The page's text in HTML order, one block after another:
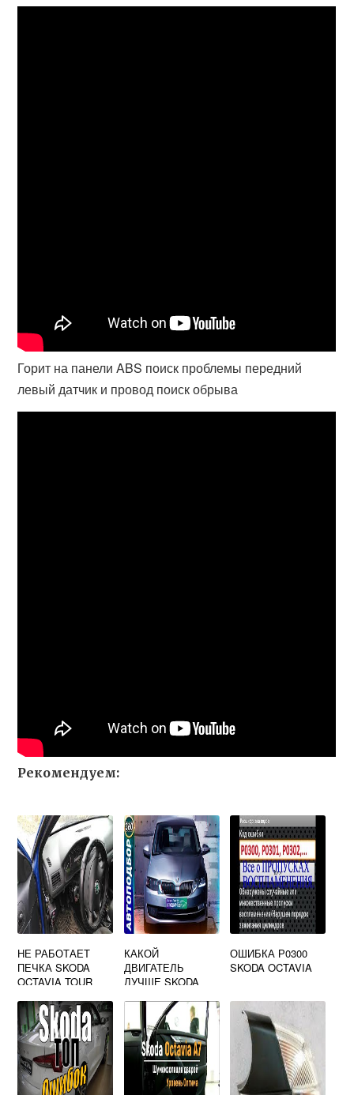
Горит на панели ABS поиск проблемы передний
левый датчик и провод поиск обрыва
Рекомендуем:
НЕ РАБОТАЕТ
ПЕЧКА SKODA
OCTAVIA TOUR
КАКОЙ
ДВИГАТЕЛЬ
ЛУЧШЕ SKODA
ОШИБКА Р0300
SKODA OCTAVIA